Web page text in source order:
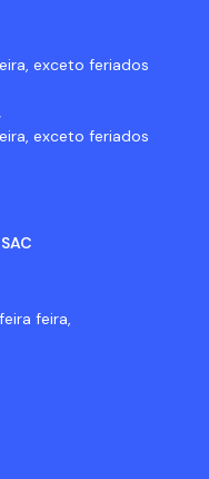
exceto feriados
exceto feriados
feira,